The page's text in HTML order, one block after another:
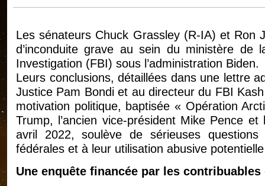
Les sénateurs Chuck Grassley (R-IA) et Ron
d’inconduite grave au sein du ministère
Investigation (FBI) sous l’administration Biden.
Leurs conclusions, détaillées dans une lettre
Justice Pam Bondi et au directeur du FBI
motivation politique, baptisée « Opération
Trump, l’ancien vice-président Mike Pence
avril 2022, soulève de sérieuses
fédérales et à leur utilisation abusive
Une enquête financée par les